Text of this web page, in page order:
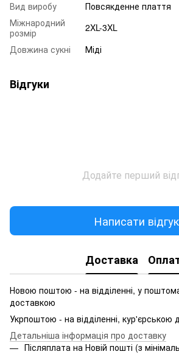
Вид виробу
Повсякденне плаття
Міжнародний
розмір
2XL-3XL
Довжина сукні
Міді
Відгуки
Додайте перший
Написати відгук
Доставка
Новою поштою - на відділенні, у
доставкою
Укрпоштою - на відділенні, кур'єрською
Детальніша інформація про доставку
Післяплата на Новій пошті (з